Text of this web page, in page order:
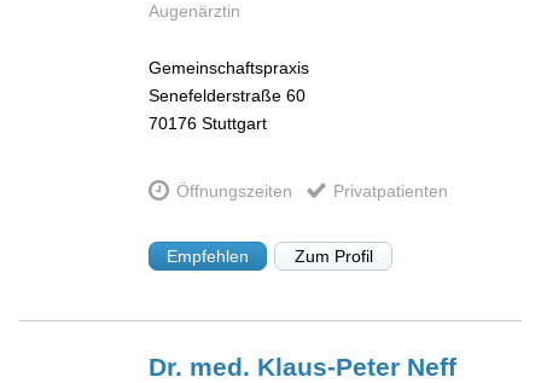
Augenärztin
Gemeinschaftspraxis
Senefelderstraße 60
70176 Stuttgart
Öffnungszeiten Privatpatienten
Empfehlen Zum Profil
Dr. med. Klaus-Peter Neff